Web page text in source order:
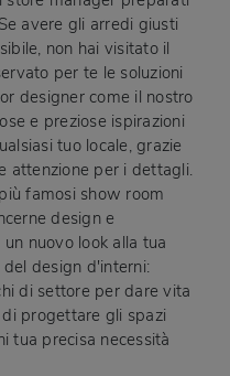
avere gli arredi giusti
non hai visitato il
per te le soluzioni
designer come il nostro
e preziose ispirazioni
tuo locale, grazie
attenzione per i dettagli.
famosi show room
design e
nuovo look alla tua
design d'interni:
di settore per dare vita
progettare gli spazi
tua precisa necessità